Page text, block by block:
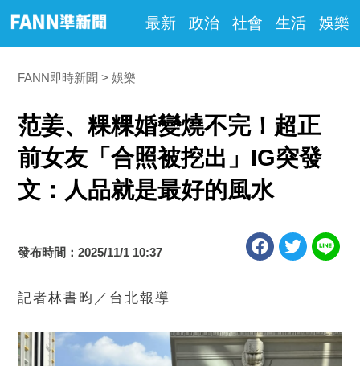
最新 政治 社會 生活 娛樂
FANN即時新聞 娛樂
范姜、粿粿婚變燒不完！超正
前女友「合照被挖出」IG突發
文：人品就是最好的風水
發布時間：2025/11/1 10:37
記者林書昀／台北報導